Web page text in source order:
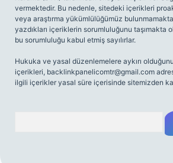
vermektedir. Bu nedenle, sitedeki içerikleri
veya araştırma yükümlülüğümüz
yazdıkları içeriklerin sorumluluğunu taşımakta
bu sorumluluğu kabul etmiş sayılırlar.
Hukuka ve yasal düzenlemelere aykırı
içerikleri, backlinkpanelicomtr@gmail.com
ilgili içerikler yasal süre içerisinde sitemizden